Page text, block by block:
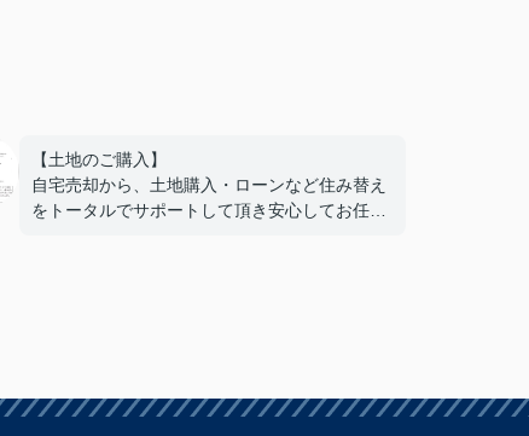
【土地のご購入】
自宅売却から、土地購入・ローンなど住み替え
をトータルでサポートして頂き安心してお任せ